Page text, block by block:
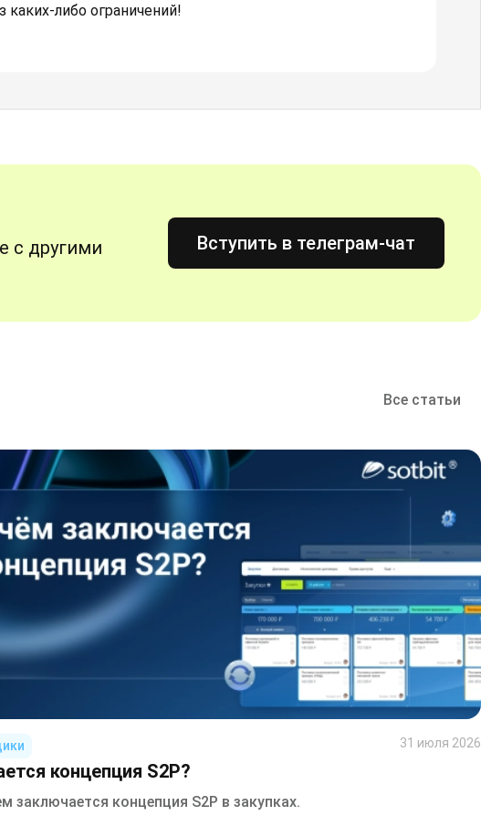
каких-либо ограничений!
с другими
Вступить в телеграм-чат
Все статьи
31 июля 2026
концепция S2P?
заключается концепция S2P в закупках.